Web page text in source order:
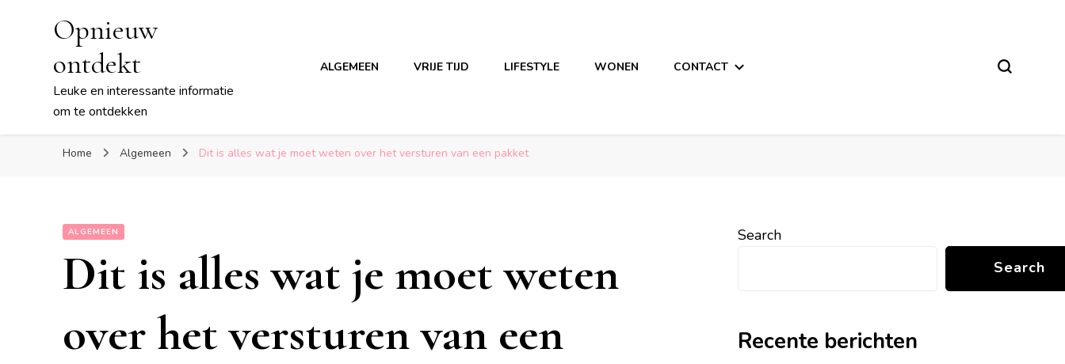
Opnieuw
ontdekt
Leuke en interessante informatie
om te ontdekken
ALGEMEEN VRIJE TIJD LIFESTYLE WONEN CONTACT
Home Algemeen Dit is alles wat je moet weten over het versturen van een pakket
ALGEMEEN
Dit is alles wat je moet weten
over het versturen van een
Search
Search
Recente berichten